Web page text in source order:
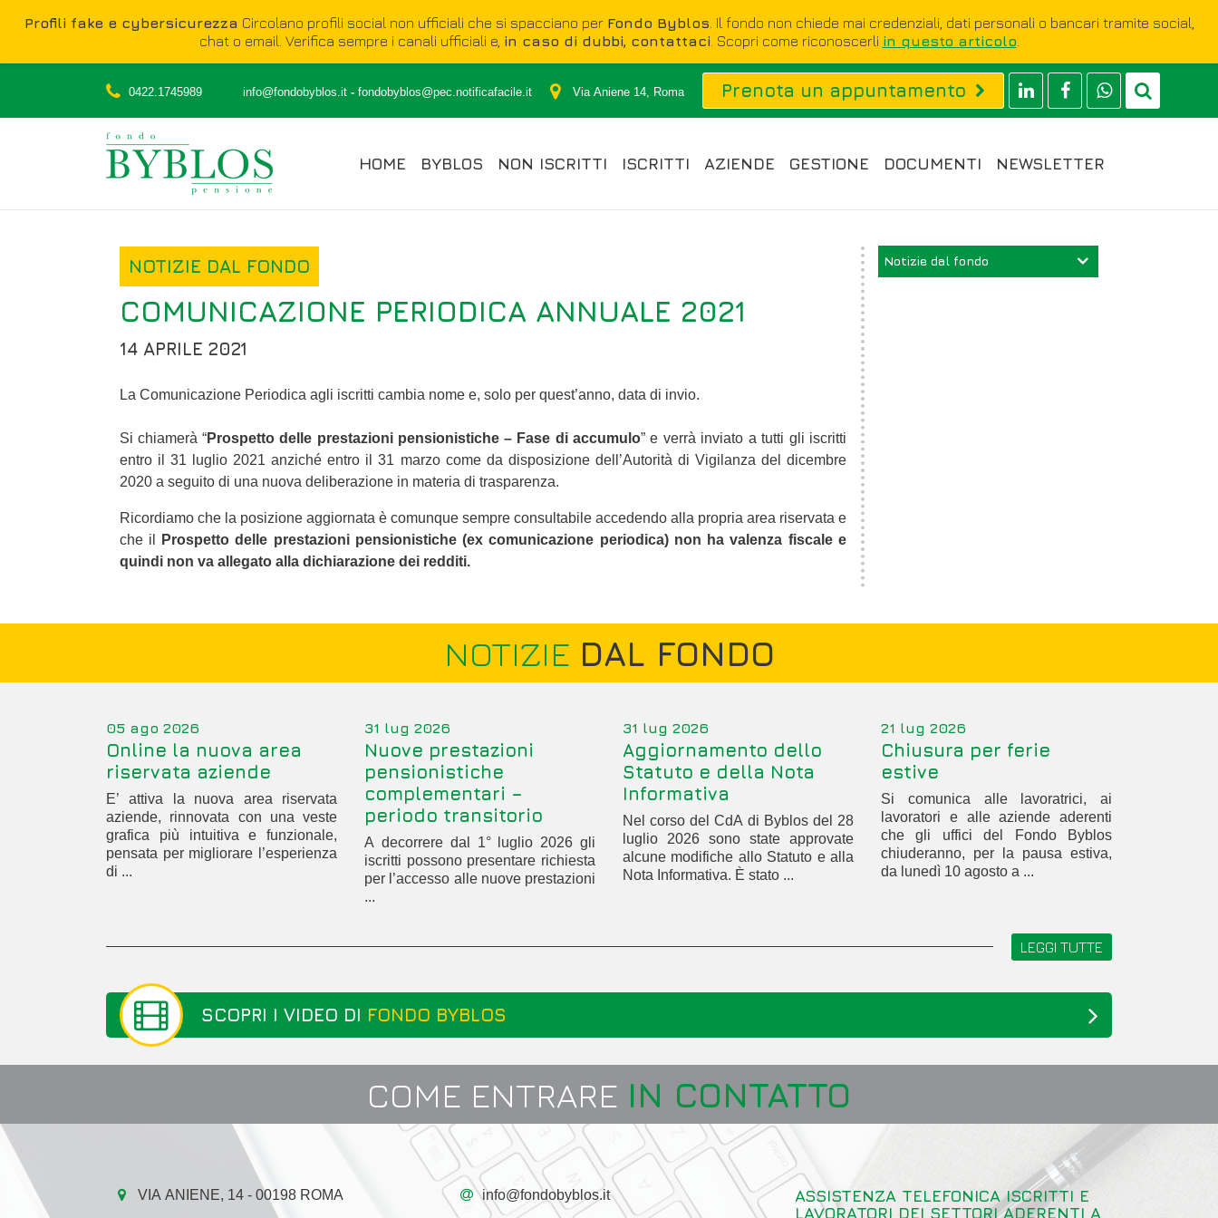
Profili fake e cybersicurezza Circolano profili social non ufficiali che si spacciano per Fondo Byblos . Il fondo non chiede mai credenziali, dati personali o bancari tramite social,
chat o email. Verifica sempre i canali ufficiali e, in caso di dubbi, contattaci . Scopri come riconoscerli in questo articolo
0422.1745989 info@fondobyblos.it - fondobyblos@pec.notificafacile.it Via Aniene 14, Roma Prenota un appuntamento
HOME BYBLOS NON ISCRITTI ISCRITTI AZIENDE GESTIONE DOCUMENTI NEWSLETTER
NOTIZIE DAL FONDO
COMUNICAZIONE PERIODICA ANNUALE 2021
14 APRILE 2021
La Comunicazione Periodica agli iscritti cambia nome e, solo per quest’anno, data di invio.
Si chiamerà “Prospetto delle prestazioni pensionistiche – Fase di accumulo” e verrà inviato a tutti gli iscritti
entro il 31 luglio 2021 anziché entro il 31 marzo come da disposizione dell’Autorità di Vigilanza del dicembre
2020 a seguito di una nuova deliberazione in materia di trasparenza.
Ricordiamo che la posizione aggiornata è comunque sempre consultabile accedendo alla propria area riservata e
che il
Prospetto delle prestazioni pensionistiche (ex comunicazione periodica) non ha valenza fiscale e
quindi non va allegato alla dichiarazione dei redditi.
Notizie dal fondo
NOTIZIE DAL FONDO
05 ago 2026
Online la nuova area
riservata aziende
E’ attiva la nuova area riservata
aziende, rinnovata con una veste
grafica più intuitiva e funzionale,
pensata per migliorare l’esperienza
di ...
31 lug 2026
Nuove prestazioni
pensionistiche
complementari –
periodo transitorio
A decorrere dal 1° luglio 2026 gli
iscritti possono presentare richiesta
per l’accesso alle nuove prestazioni
...
31 lug 2026
Aggiornamento dello
Statuto e della Nota
Informativa
Nel corso del CdA di Byblos del 28
luglio 2026 sono state approvate
alcune modifiche allo Statuto e alla
Nota Informativa. È stato ...
21 lug 2026
Chiusura per ferie
estive
Si comunica alle lavoratrici, ai
lavoratori e alle aziende aderenti
che gli uffici del Fondo Byblos
chiuderanno, per la pausa estiva,
da lunedì 10 agosto a ...
LEGGI TUTTE
SCOPRI I VIDEO DI FONDO BYBLOS
COME ENTRARE IN CONTATTO
VIA ANIENE, 14 - 00198 ROMA
info@fondobyblos.it
ASSISTENZA TELEFONICA ISCRITTI E
LAVORATORI DEI SETTORI ADERENTI A